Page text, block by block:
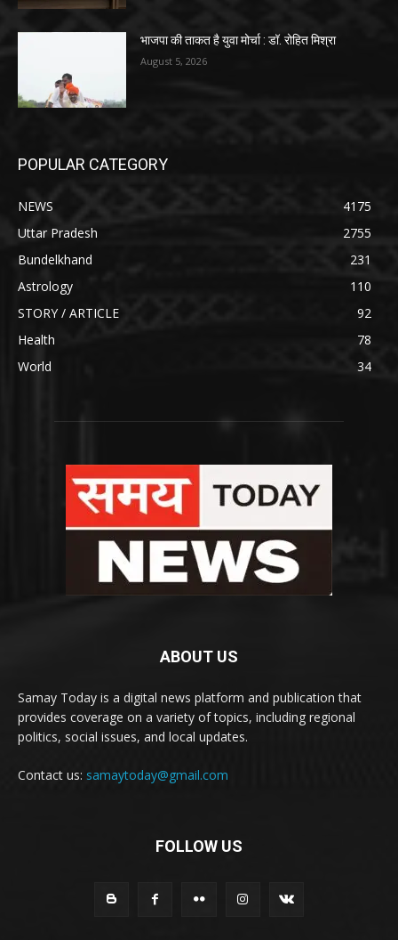
भाजपा की ताकत है युवा मोर्चा : डॉ. रोहित मिश्रा
August 5, 2026
POPULAR CATEGORY
NEWS
4175
Uttar Pradesh
2755
Bundelkhand
231
Astrology
110
STORY / ARTICLE
92
Health
78
World
34
ABOUT US
Samay Today is a digital news platform and publication that
provides coverage on a variety of topics, including regional
politics, social issues, and local updates.
Contact us: samaytoday@gmail.com
FOLLOW US